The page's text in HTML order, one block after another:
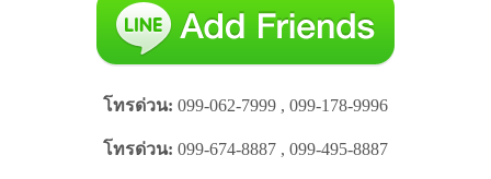
โทรด่วน: 099-062-7999 , 099-178-9996
โทรด่วน: 099-674-8887 , 099-495-8887